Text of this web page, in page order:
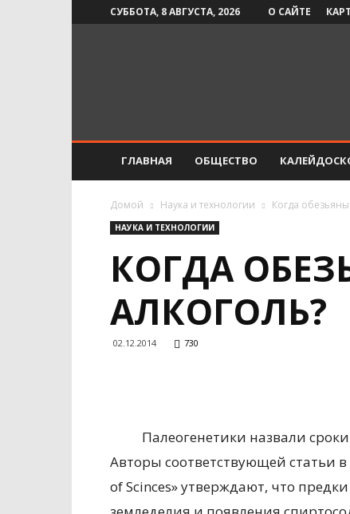
СУББОТА, 8 АВГУСТА, 2026 О САЙТЕ
ГЛАВНАЯ ОБЩЕСТВО
Домой Наука и технологии Когда обезьяны
НАУКА И ТЕХНОЛОГИИ
КОГДА
АЛКОГОЛЬ?
02.12.2014 730
Палеогенетики назвали
Авторы соответствующей статьи
of Scinces» утверждают, что